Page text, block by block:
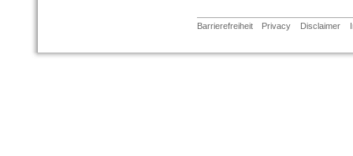
Barrierefreiheit Privacy Disclaimer